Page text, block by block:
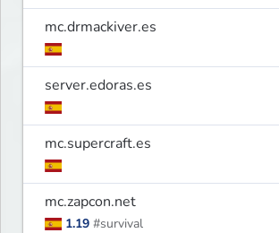
mc.drmackiver.es
server.edoras.es
mc.supercraft.es
mc.zapcon.net
1.19 #survival